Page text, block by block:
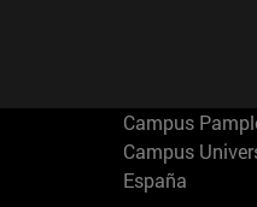
Campus
Campus
España